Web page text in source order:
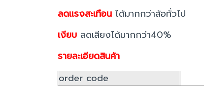
ลดแรงสะเทือน ได้มากกว่าล้อทั่วไป
เงียบ ลดเสียงได้มากกว่า40%
รายละเอียดสินค้า
order code